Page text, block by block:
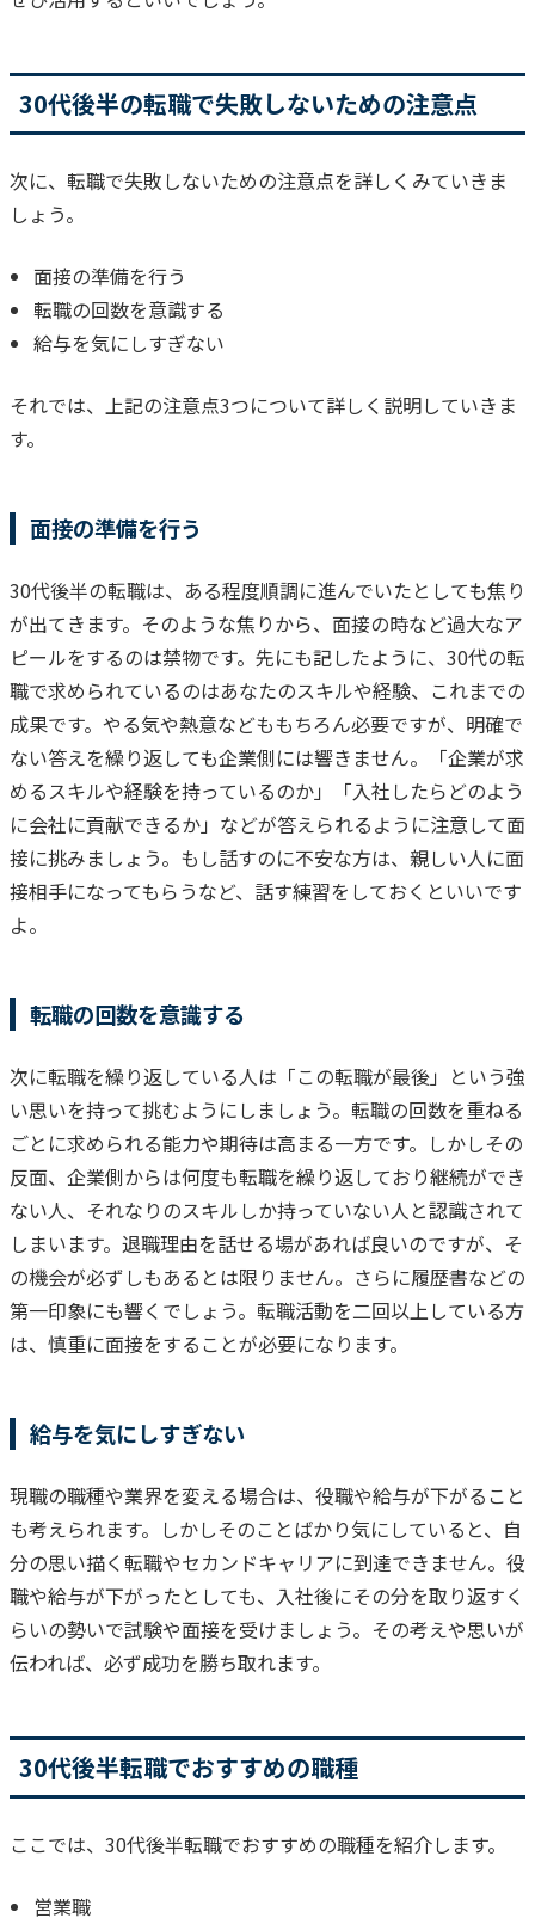
30代後半の転職で失敗しないための注意点
次に、転職で失敗しないための注意点を詳しくみていきま
しょう。
面接の準備を行う
転職の回数を意識する
給与を気にしすぎない
それでは、上記の注意点3つについて詳しく説明していきま
す。
面接の準備を行う
30代後半の転職は、ある程度順調に進んでいたとしても焦り
が出てきます。そのような焦りから、面接の時など過大なア
ピールをするのは禁物です。 先にも記したように、30代の転
職で求められているのはあなたのスキルや経験、これまでの
成果です。やる気や熱意などももちろん必要ですが、明確で
ない答えを繰り返しても企業側には響きません。
「企業が求
めるスキルや経験を持っているのか」「入社したらどのよう
に会社に貢献できるか」などが答えられるように注意して面
接に挑みましょう。もし話すのに不安な方は、親しい人に面
接相手になってもらうなど、話す練習をしておくといいです
よ。
転職の回数を意識する
次に転職を繰り返している人は「この転職が最後」という強
い思いを持って挑むようにしましょう。 転職の回数を重ねる
ごとに求められる能力や期待は高まる一方です。しかしその
反面、企業側からは何度も転職を繰り返しており継続ができ
ない人、それなりのスキルしか持っていない人と認識されて
しまいます。 退職理由を話せる場があれば良いのですが、そ
の機会が必ずしもあるとは限りません。さらに履歴書などの
第一印象にも響くでしょう。 転職活動を二回以上している方
は、慎重に面接をすることが必要になります。
給与を気にしすぎない
現職の職種や業界を変える場合は、役職や給与が下がること
も考えられます。しかしそのことばかり気にしていると、自
分の思い描く転職やセカンドキャリアに到達できません。 役
職や給与が下がったとしても、入社後にその分を取り返すく
らいの勢いで試験や面接を受けましょう。その考えや思いが
伝われば、必ず成功を勝ち取れます。
30代後半転職でおすすめの職種
ここでは、30代後半転職でおすすめの職種を紹介します。
営業職